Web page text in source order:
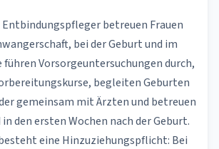
betreuen Frauen
bei der Geburt und im
führen Vorsorgeuntersuchungen durch,
begleiten Geburten
gemeinsam mit Ärzten und betreuen
den ersten Wochen nach der Geburt.
eine Hinzuziehungspflicht: Bei